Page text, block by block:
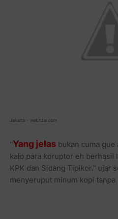
Jakarta - webrizal.com
"Yang jelas bukan cuma gue
kalo para koruptor eh berhasil
KPK dan Sidang Tipikor." ujar
menyeruput minum kopi tanpa